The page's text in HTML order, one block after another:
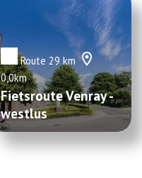
Route 29 km
0,0km
Fietsroute Venray -
westlus